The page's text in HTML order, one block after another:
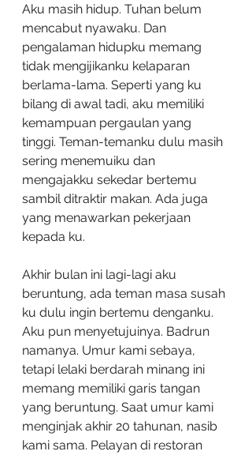
Aku masih hidup. Tuhan belum
mencabut nyawaku. Dan
pengalaman hidupku memang
tidak mengijikanku kelaparan
berlama-lama. Seperti yang ku
bilang di awal tadi, aku memiliki
kemampuan pergaulan yang
tinggi. Teman-temanku dulu masih
sering menemuiku dan
mengajakku sekedar bertemu
sambil ditraktir makan. Ada juga
yang menawarkan pekerjaan
kepada ku.
Akhir bulan ini lagi-lagi aku
beruntung, ada teman masa susah
ku dulu ingin bertemu denganku.
Aku pun menyetujuinya. Badrun
namanya. Umur kami sebaya,
tetapi lelaki berdarah minang ini
memang memiliki garis tangan
yang beruntung. Saat umur kami
menginjak akhir 20 tahunan, nasib
kami sama. Pelayan di restoran